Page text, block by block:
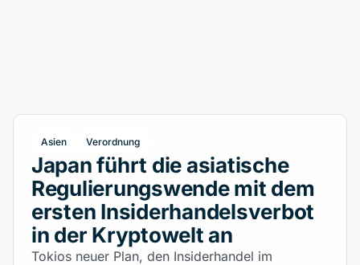
Asien Verordnung
Japan führt die asiatische
Regulierungswende mit dem
ersten Insiderhandelsverbot
in der Kryptowelt an
Tokios neuer Plan, den Insiderhandel im